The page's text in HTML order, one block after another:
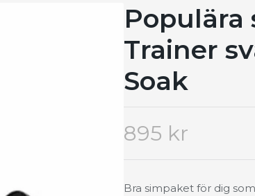
Trainer
Soak
895 kr
Bra simpaket för dig